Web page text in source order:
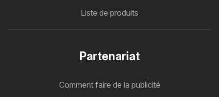
Liste de produits
Partenariat
Comment faire de la publicité